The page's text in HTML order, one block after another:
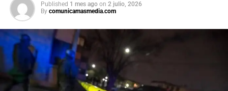
Published 1 mes ago on 2 julio, 2026
By comunicamasmedia.com